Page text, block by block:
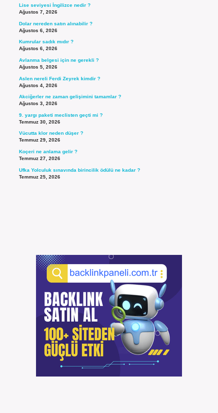
Lise seviyesi İngilizce nedir ?
Ağustos 7, 2026
Dolar nereden satın alınabilir ?
Ağustos 6, 2026
Kumrular sadık mıdır ?
Ağustos 6, 2026
Avlanma belgesi için ne gerekli ?
Ağustos 5, 2026
Aslen nereli Ferdi Zeyrek kimdir ?
Ağustos 4, 2026
Akciğerler ne zaman gelişimini tamamlar ?
Ağustos 3, 2026
9. yargı paketi meclisten geçti mi ?
Temmuz 30, 2026
Vücutta klor neden düşer ?
Temmuz 29, 2026
Koçeri ne anlama gelir ?
Temmuz 27, 2026
Ufka Yolculuk sınavında birincilik ödülü ne kadar ?
Temmuz 25, 2026